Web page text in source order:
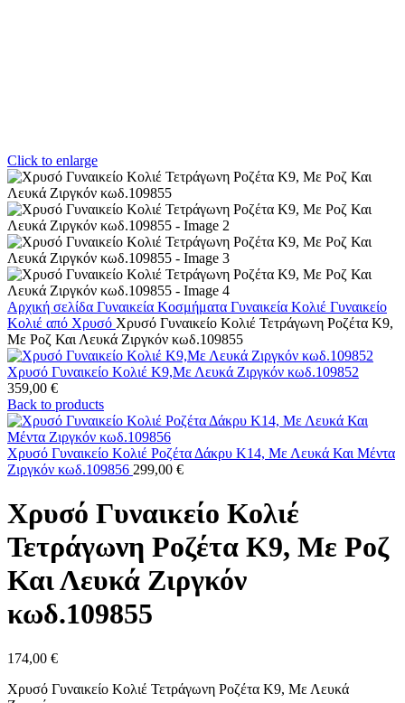
Click to enlarge
Αρχική σελίδα Γυναικεία Κοσμήματα Γυναικεία Κολιέ Γυναικείο
Κολιέ από Χρυσό Χρυσό Γυναικείο Κολιέ Τετράγωνη Ροζέτα Κ9,
Με Ροζ Και Λευκά Ζιργκόν κωδ.109855
Χρυσό Γυναικείο Κολιέ Κ9,Με Λευκά Ζιργκόν κωδ.109852
359,00 €
Back to products
Χρυσό Γυναικείο Κολιέ Ροζέτα Δάκρυ Κ14, Με Λευκά Και Μέντα
Ζιργκόν κωδ.109856 299,00 €
Χρυσό Γυναικείο Κολιέ
Τετράγωνη Ροζέτα Κ9, Με Ροζ
Και Λευκά Ζιργκόν
κωδ.109855
174,00 €
Χρυσό Γυναικείο Κολιέ Τετράγωνη Ροζέτα Κ9, Με Λευκά